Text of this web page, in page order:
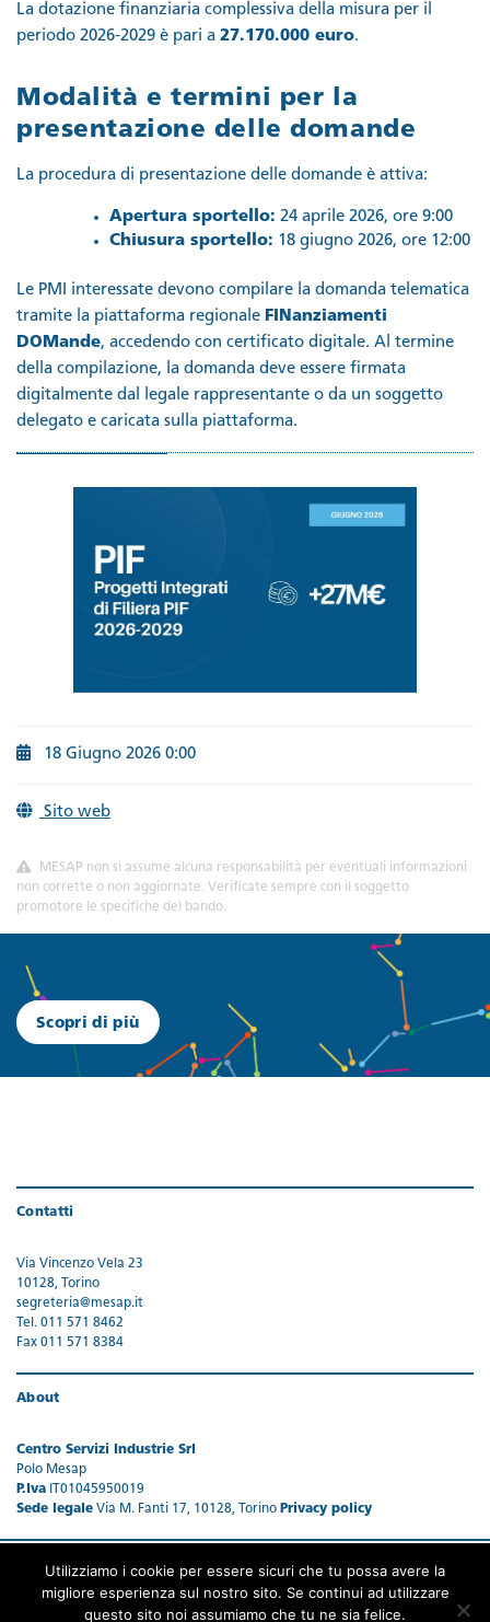
La dotazione finanziaria complessiva della misura per il
periodo 2026-2029 è pari a 27.170.000 euro.
Modalità e termini per la
presentazione delle domande
La procedura di presentazione delle domande è attiva:
Apertura sportello: 24 aprile 2026, ore 9:00
Chiusura sportello: 18 giugno 2026, ore 12:00
Le PMI interessate devono compilare la domanda telematica
tramite la piattaforma regionale FINanziamenti
DOMande, accedendo con certificato digitale. Al termine
della compilazione, la domanda deve essere firmata
digitalmente dal legale rappresentante o da un soggetto
delegato e caricata sulla piattaforma.
18 Giugno 2026 0:00
Sito web
MESAP non si assume alcuna responsabilità per eventuali informazioni
non corrette o non aggiornate. Verificate sempre con il soggetto
promotore le specifiche del bando.
Scopri di più
Contatti
Via Vincenzo Vela 23
10128, Torino
segreteria@mesap.it
Tel. 011 571 8462
Fax 011 571 8384
About
Centro Servizi Industrie Srl
Polo Mesap
P.Iva IT01045950019
Sede legale Via M. Fanti 17, 10128, Torino Privacy policy
Utilizziamo i cookie per essere sicuri che tu possa avere la
migliore esperienza sul nostro sito. Se continui ad utilizzare
questo sito noi assumiamo che tu ne sia felice.